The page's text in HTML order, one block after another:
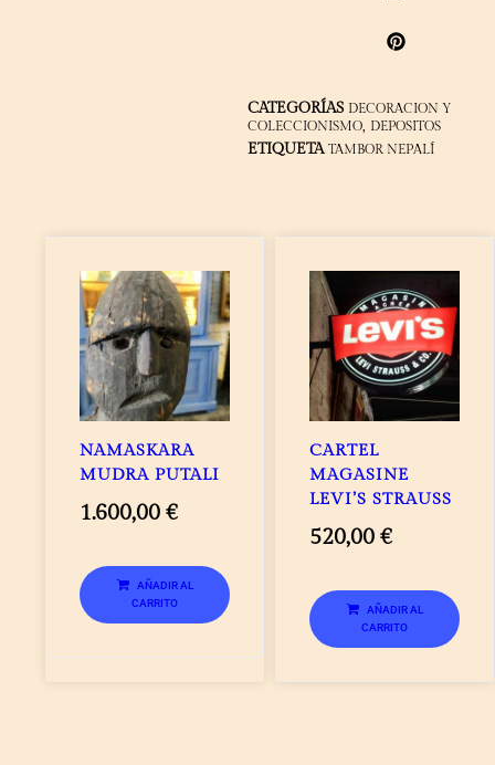
CATEGORÍAS DECORACION Y
COLECCIONISMO, DEPOSITOS
ETIQUETA TAMBOR NEPALÍ
NAMASKARA
MUDRA PUTALI
1.600,00 €
AÑADIR AL
CARRITO
CARTEL
MAGASINE
LEVI’S STRAUSS
520,00 €
AÑADIR AL
CARRITO